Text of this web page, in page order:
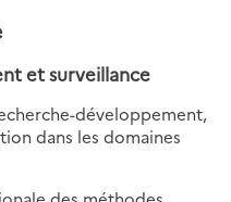
et surveillance
développement,
dans les domaines